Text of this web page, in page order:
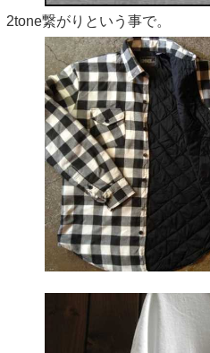
2tone繋がりという事で。